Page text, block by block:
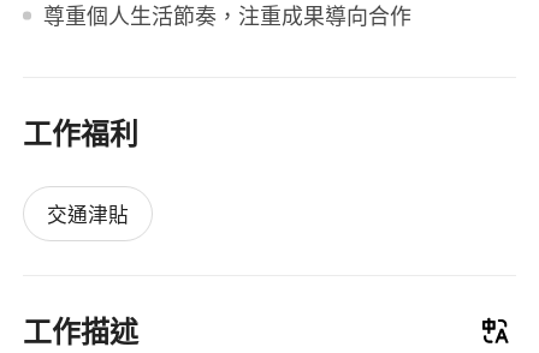
尊重個人生活節奏，注重成果導向合作
工作福利
交通津貼
工作描述